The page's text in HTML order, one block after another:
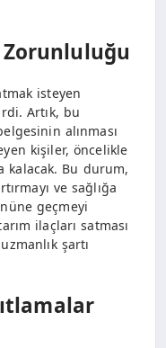
Zorunluluğu
isteyen
Artık, bu
alınması
kişiler, öncelikle
kalacak. Bu durum,
ve sağlığa
geçmeyi
ilaçları satması
şartı